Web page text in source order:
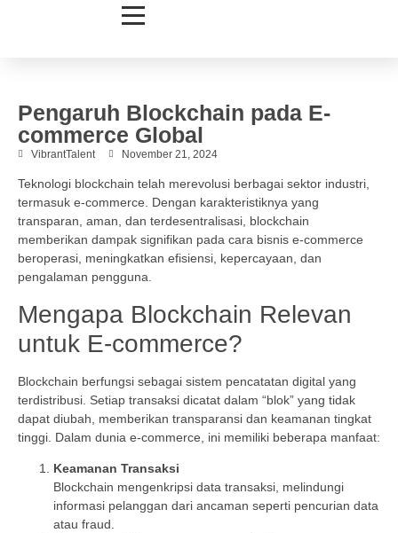
Pengaruh Blockchain pada E-
commerce Global
VibrantTalent November 21, 2024
Teknologi blockchain telah merevolusi berbagai sektor industri,
termasuk e-commerce. Dengan karakteristiknya yang
transparan, aman, dan terdesentralisasi, blockchain
memberikan dampak signifikan pada cara bisnis e-commerce
beroperasi, meningkatkan efisiensi, kepercayaan, dan
pengalaman pengguna.
Mengapa Blockchain Relevan
untuk E-commerce?
Blockchain berfungsi sebagai sistem pencatatan digital yang
terdistribusi. Setiap transaksi dicatat dalam “blok” yang tidak
dapat diubah, memberikan transparansi dan keamanan tingkat
tinggi. Dalam dunia e-commerce, ini memiliki beberapa manfaat:
Keamanan Transaksi
Blockchain mengenkripsi data transaksi, melindungi
informasi pelanggan dari ancaman seperti pencurian data
atau fraud.